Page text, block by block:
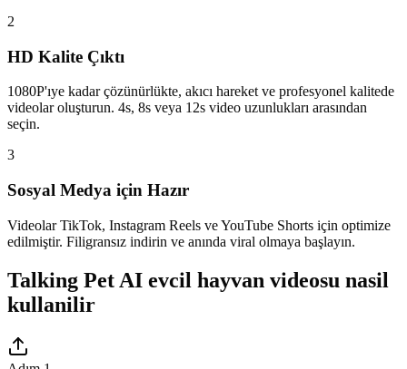
2
HD Kalite Çıktı
1080P'ıye kadar çözünürlükte, akıcı hareket ve profesyonel kalitede
videolar oluşturun. 4s, 8s veya 12s video uzunlukları arasından
seçin.
3
Sosyal Medya için Hazır
Videolar TikTok, Instagram Reels ve YouTube Shorts için optimize
edilmiştir. Filigransız indirin ve anında viral olmaya başlayın.
Talking Pet AI evcil hayvan videosu nasil
kullanilir